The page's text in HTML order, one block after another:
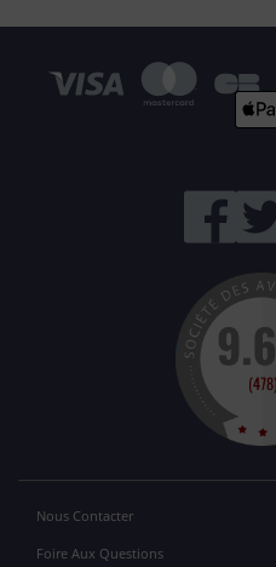
Nous Contacter
Foire Aux Questions